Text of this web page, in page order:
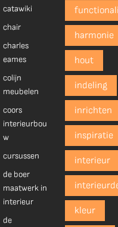
catawiki
chair
charles
eames
colijn
meubelen
coors
interieurbou
w
cursussen
de boer
maatwerk in
interieur
de
harmonie
hout
indeling
inrichten
inspiratie
interieur
kleur